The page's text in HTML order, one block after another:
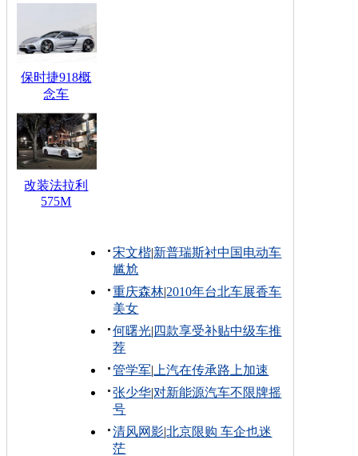
保时捷918概
念车
改装法拉利
575M
宋文楷|新普瑞斯衬中国电动车
尴尬
重庆森林|2010年台北车展香车
美女
何曙光| 四款享受补贴中级车推
荐
管学军| 上汽在传承路上加速
张少华|对新能源汽车不限牌摇
号
清风网影|北京限购 车企也迷
茫